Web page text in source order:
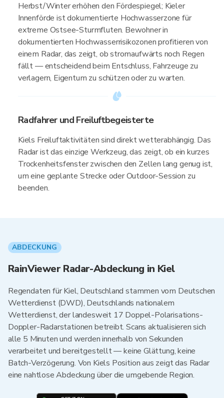
Herbst/Winter erhöhen den Fördespiegel; Kieler
Innenförde ist dokumentierte Hochwasserzone für
extreme Ostsee-Sturmfluten. Bewohner in
dokumentierten Hochwasserrisikozonen profitieren von
einem Radar, das zeigt, ob stromaufwärts noch Regen
fällt — entscheidend beim Entschluss, Fahrzeuge zu
verlagern, Eigentum zu schützen oder zu warten.
Radfahrer und Freiluftbegeisterte
Kiels Freiluftaktivitäten sind direkt wetterabhängig. Das
Radar ist das einzige Werkzeug, das zeigt, ob ein kurzes
Trockenheitsfenster zwischen den Zellen lang genug ist,
um eine geplante Strecke oder Outdoor-Session zu
beenden.
ABDECKUNG
RainViewer Radar-Abdeckung in Kiel
Regendaten für Kiel, Deutschland stammen vom Deutschen
Wetterdienst (DWD), Deutschlands nationalem
Wetterdienst, der landesweit 17 Doppel-Polarisations-
Doppler-Radarstationen betreibt. Scans aktualisieren sich
alle 5 Minuten und werden innerhalb von Sekunden
verarbeitet und bereitgestellt — keine Glättung, keine
Batch-Verzögerung. Von Kiels Position aus zeigt das Radar
eine nahtlose Abdeckung über die umgebende Region.